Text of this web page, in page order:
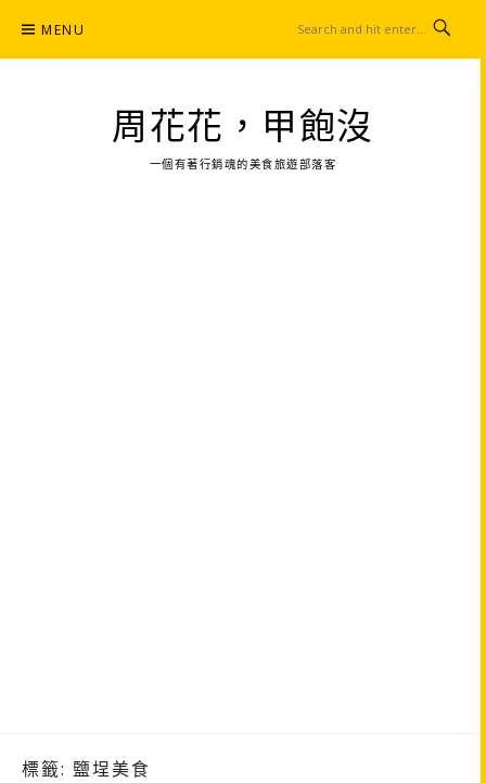
content
MENU
周花花，甲飽沒
一個有著行銷魂的美食旅遊部落客
標籤: 鹽埕美食